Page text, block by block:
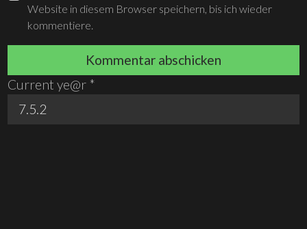
Website in diesem Browser speichern, bis ich wieder
kommentiere.
Current ye@r *